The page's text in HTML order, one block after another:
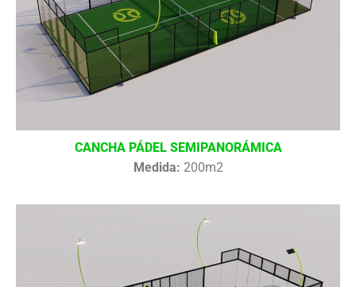
CANCHA PÁDEL SEMIPANORÁMICA
Medida: 200m2